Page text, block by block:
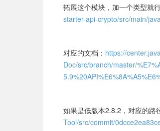
拓展这个模块，加一个类型就
starter-api-crypto/src/main/
对应的文档： https://
Doc/src/branch/master/
如果是低版本2.8.2，对应的路
Tool/src/commit/